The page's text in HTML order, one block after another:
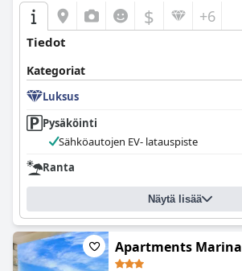
$ +6
Tiedot
Kategoriat
Luksus
Pysäköinti
Sähköautojen EV- latauspiste
Ranta
Näytä lisää
Apartments Marina